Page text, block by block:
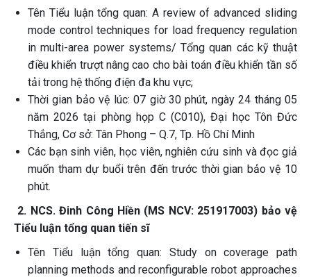
Tên Tiểu luận tổng quan: A review of advanced sliding
mode control techniques for load frequency regulation
in multi-area power systems/ Tổng quan các kỹ thuật
điều khiển trượt nâng cao cho bài toán điều khiển tần số
tải trong hệ thống điện đa khu vực;
Thời gian bảo vệ lúc: 07 giờ 30 phút, ngày 24 tháng 05
năm 2026 tại phòng họp C (C010), Đại học Tôn Đức
Thắng, Cơ sở: Tân Phong – Q.7, Tp. Hồ Chí Minh
Các bạn sinh viên, học viên, nghiên cứu sinh và đọc giả
muốn tham dự buổi trên đến trước thời gian bảo vệ 10
phút.
2. NCS. Đinh Công Hiền (MS NCV: 251917003) bảo vệ
Tiểu luận tổng quan tiến sĩ
Tên Tiểu luận tổng quan: Study on coverage path
planning methods and reconfigurable robot approaches